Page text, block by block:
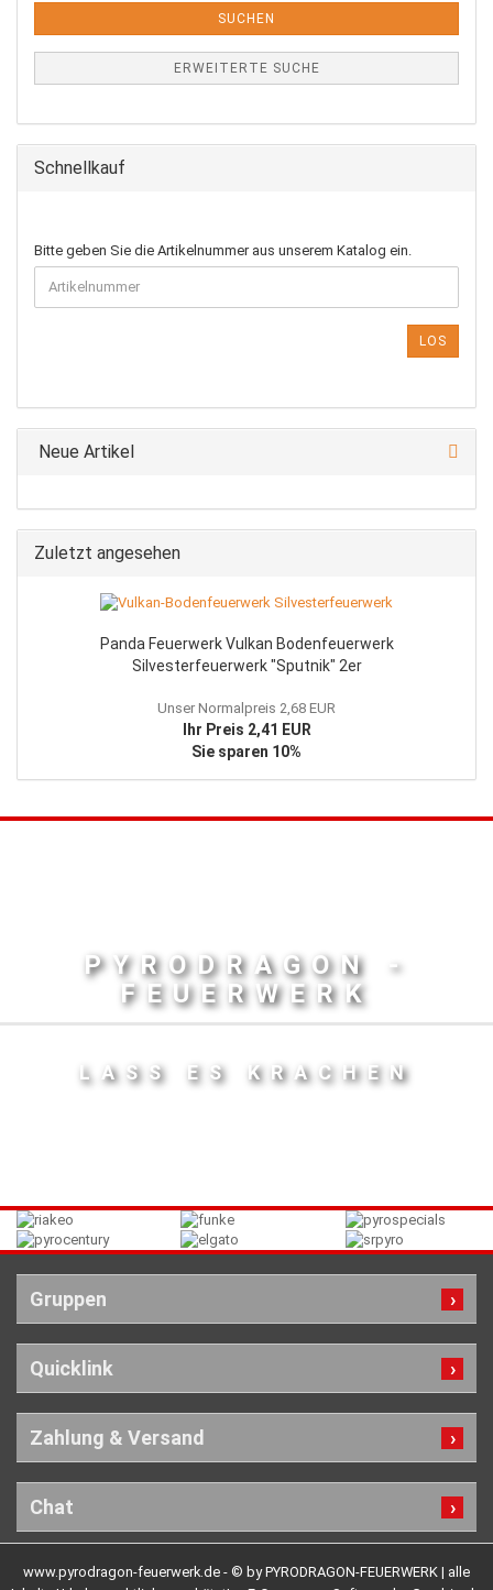
SUCHEN
ERWEITERTE SUCHE
Schnellkauf
BITTE
GEBEN
SIE
DIE
EIN.
Bitte geben Sie die Artikelnummer aus unserem Katalog ein.
LOS
Neue Artikel
Zuletzt angesehen
Panda Feuerwerk Vulkan Bodenfeuerwerk
Silvesterfeuerwerk "Sputnik" 2er
Unser Normalpreis 2,68 EUR
Ihr Preis 2,41 EUR
Sie sparen 10%
PYRODRAGON -
FEUERWERK
LASS ES KRACHEN
Gruppen
Quicklink
Zahlung & Versand
Chat
www.pyrodragon-feuerwerk.de - © by PYRODRAGON-FEUERWERK | alle